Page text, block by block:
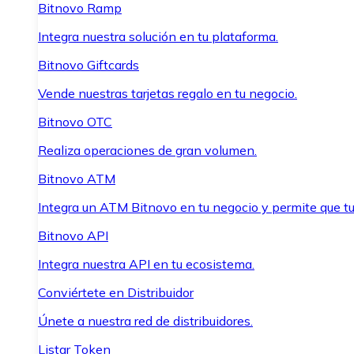
Bitnovo Ramp
Integra nuestra solución en tu plataforma.
Bitnovo Giftcards
Vende nuestras tarjetas regalo en tu negocio.
Bitnovo OTC
Realiza operaciones de gran volumen.
Bitnovo ATM
Integra un ATM Bitnovo en tu negocio y permite que
Bitnovo API
Integra nuestra API en tu ecosistema.
Conviértete en Distribuidor
Únete a nuestra red de distribuidores.
Listar Token